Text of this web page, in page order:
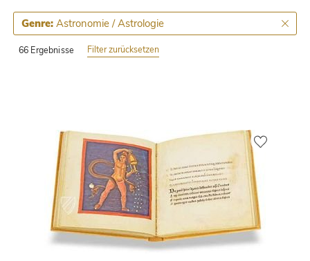
66 Ergebnisse
Genre:Astronomie / Astrologie
Filter zurücksetzen